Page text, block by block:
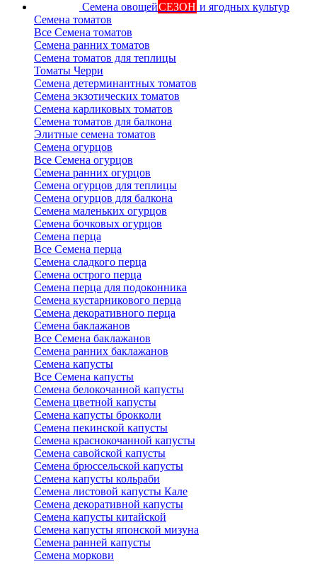
Семена овощейСЕЗОН и ягодных культур
Семена томатов
Все Семена томатов
Семена ранних томатов
Семена томатов для теплицы
Томаты Черри
Семена детерминантных томатов
Семена экзотических томатов
Семена карликовых томатов
Семена томатов для балкона
Элитные семена томатов
Семена огурцов
Все Семена огурцов
Семена ранних огурцов
Семена огурцов для теплицы
Семена огурцов для балкона
Семена маленьких огурцов
Семена бочковых огурцов
Семена перца
Все Семена перца
Семена сладкого перца
Семена острого перца
Семена перца для подоконника
Семена кустарникового перца
Семена декоративного перца
Семена баклажанов
Все Семена баклажанов
Семена ранних баклажанов
Семена капусты
Все Семена капусты
Семена белокочанной капусты
Семена цветной капусты
Семена капусты брокколи
Семена пекинской капусты
Семена краснокочанной капусты
Семена савойской капусты
Семена брюссельской капусты
Семена капусты кольраби
Семена листовой капусты Кале
Семена декоративной капусты
Семена капусты китайской
Семена капусты японской мизуна
Семена ранней капусты
Семена моркови